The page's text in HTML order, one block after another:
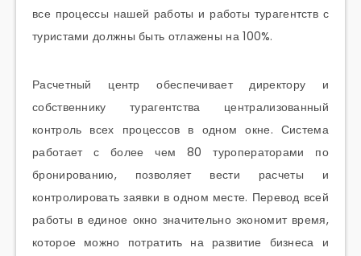
все процессы нашей работы и работы турагентств с
туристами должны быть отлажены на 100%.
Расчетный центр обеспечивает директору и
собственнику турагентства централизованный
контроль всех процессов в одном окне. Система
работает с более чем 80 туроператорами по
бронированию, позволяет вести расчеты и
контролировать заявки в одном месте. Перевод всей
работы в единое окно значительно экономит время,
которое можно потратить на развитие бизнеса и